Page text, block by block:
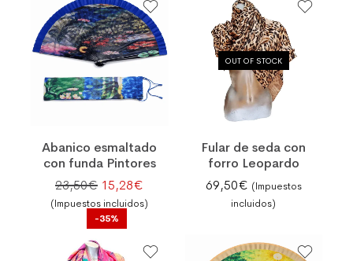
Abanico esmaltado
con funda Pintores
23,50€ El precio original era: 23,50€.
15,28€ El precio actual es: 15,28€.
(Impuestos incluidos)
-35%
OUT OF STOCK
Fular de seda con
forro Leopardo
69,50€ (Impuestos
incluidos)